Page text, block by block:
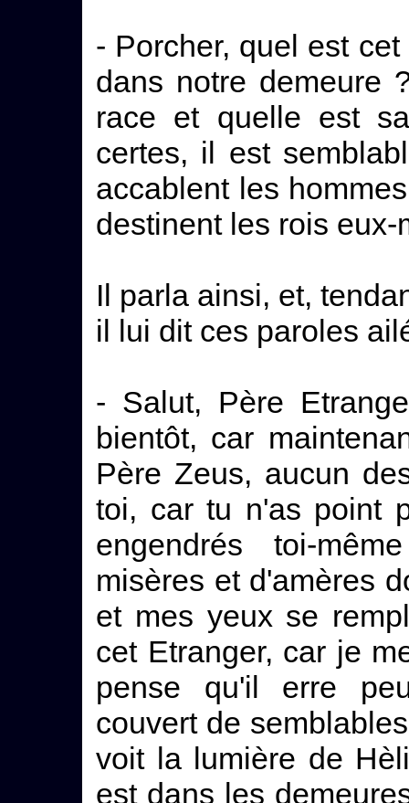
- Porcher, quel est
dans notre demeure
race et quelle est
certes, il est
accablent les
destinent les rois
Il parla ainsi, et,
il lui dit ces paroles
- Salut, Père
bientôt, car
Père Zeus, aucun
toi, car tu n'as point
engendrés toi-
misères et d'amères
et mes yeux se
cet Etranger, car je
pense qu'il erre
couvert de
voit la lumière de
est dans les